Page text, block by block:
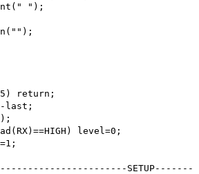
");
return;
last;
level=0;
SETUP-------